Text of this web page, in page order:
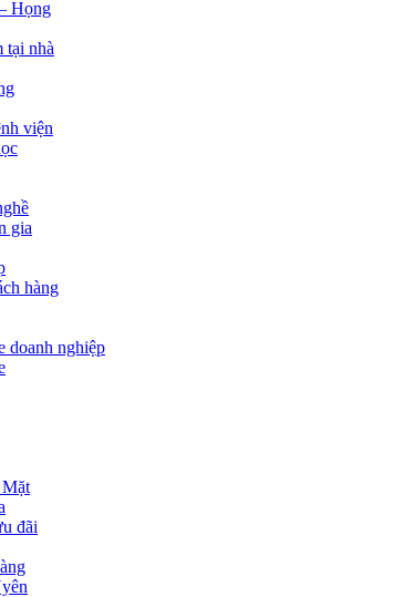
Họng
tại nhà
viện
gia
hàng
doanh nghiệp
đãi